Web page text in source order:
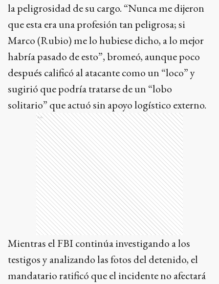
la peligrosidad de su cargo. “Nunca me dijeron
que esta era una profesión tan peligrosa; si
Marco (Rubio) me lo hubiese dicho, a lo mejor
habría pasado de esto”, bromeó, aunque poco
después calificó al atacante como un “loco” y
sugirió que podría tratarse de un “lobo
solitario” que actuó sin apoyo logístico externo.
Ads
Mientras el FBI continúa investigando a los
testigos y analizando las fotos del detenido, el
mandatario ratificó que el incidente no afectará